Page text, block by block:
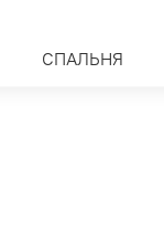
СПАЛЬНЯ